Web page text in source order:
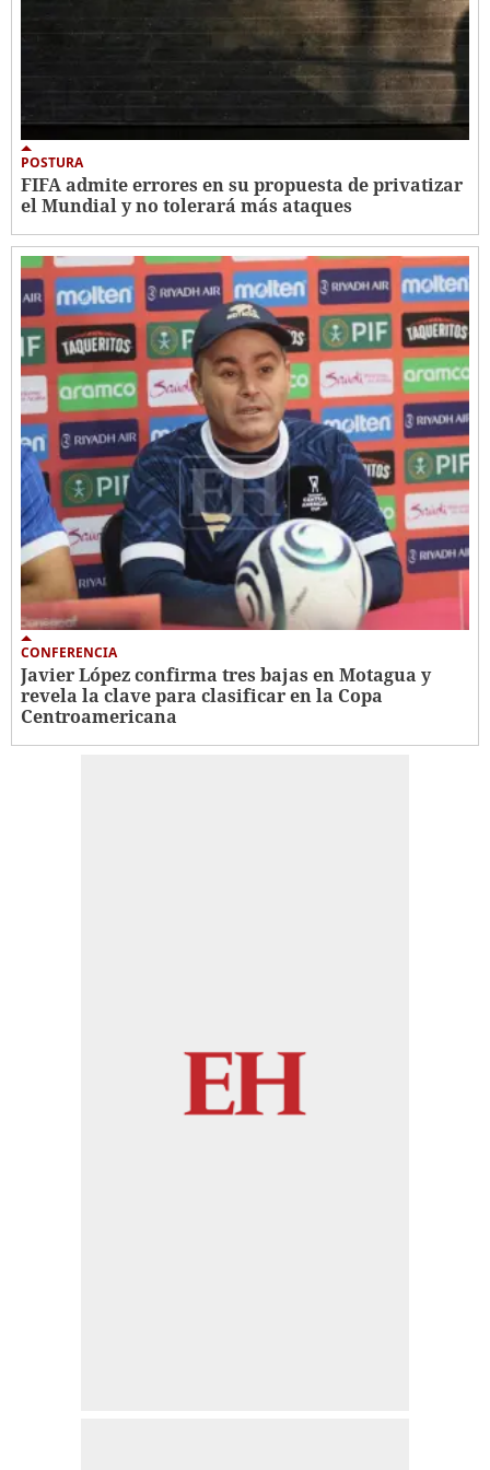
POSTURA
FIFA admite errores en su propuesta de privatizar
el Mundial y no tolerará más ataques
CONFERENCIA
Javier López confirma tres bajas en Motagua y
revela la clave para clasificar en la Copa
Centroamericana